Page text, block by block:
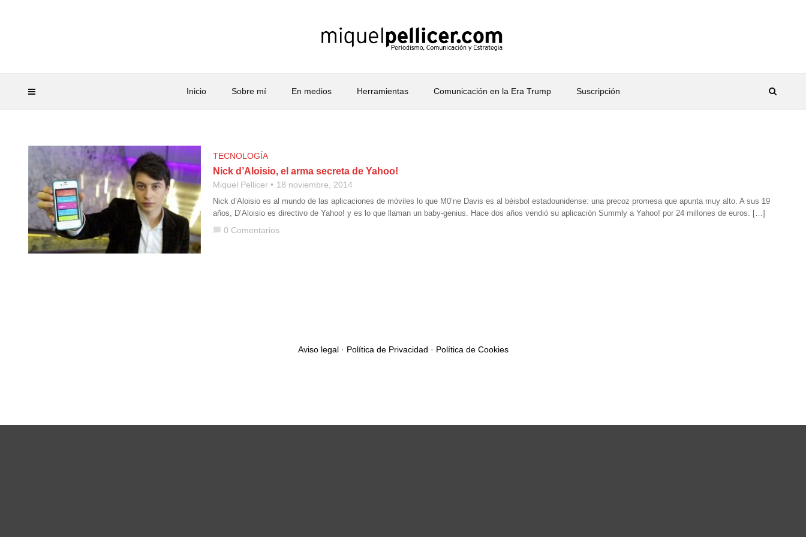
Inicio Sobre mí En medios Herramientas Comunicación en la Era Trump Suscripción
TECNOLOGÍA
Nick d’Aloisio, el arma secreta de Yahoo!
Miquel Pellicer 18 noviembre, 2014
Nick d’Aloisio es al mundo de las aplicaciones de móviles lo que M0’ne Davis es al béisbol estadounidense: una precoz promesa que apunta muy alto. A sus 19
años, D’Aloisio es directivo de Yahoo! y es lo que llaman un baby-genius. Hace dos años vendió su aplicación Summly a Yahoo! por 24 millones de euros. […]
chat_bubble 0 Comentarios
Aviso legal· Política de Privacidad · Política de Cookies